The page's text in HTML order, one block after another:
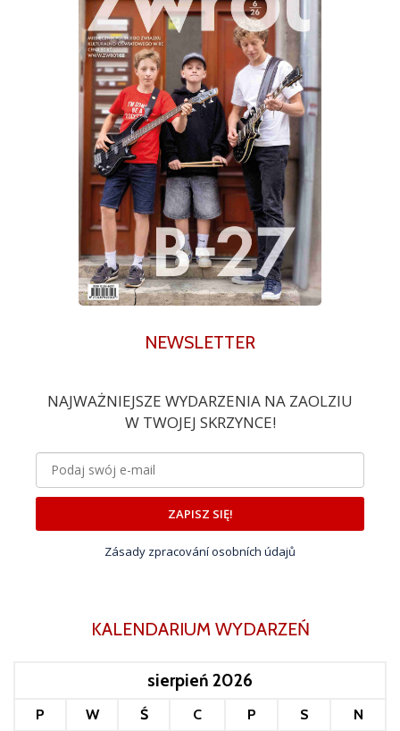
NEWSLETTER
NAJWAŻNIEJSZE WYDARZENIA NA ZAOLZIU
W TWOJEJ SKRZYNCE!
ZAPISZ SIĘ!
Zásady zpracování osobních údajů
KALENDARIUM WYDARZEŃ
sierpień 2026
P W Ś C P S
N